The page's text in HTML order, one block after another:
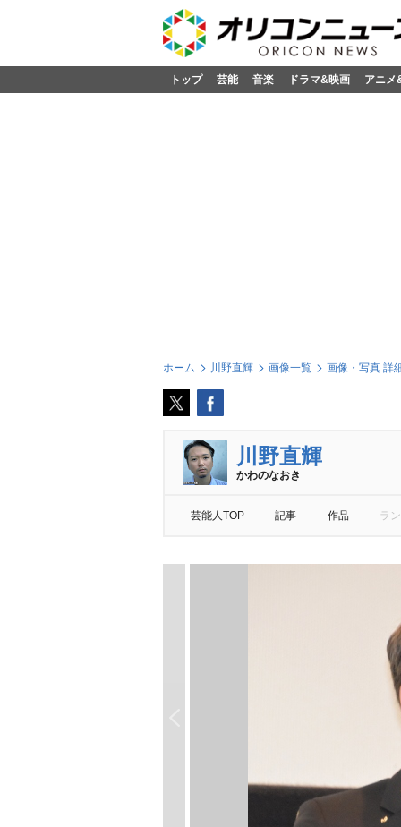
トップ 芸能 音楽 ドラマ&映画 アニメ
ホーム 川野直輝 画像一覧 画像・写真 詳
川野直輝
かわのなおき
芸能人TOP 記事 作品 ラ